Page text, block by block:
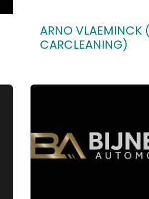
ARNO VLAEMINCK
CARCLEANING)